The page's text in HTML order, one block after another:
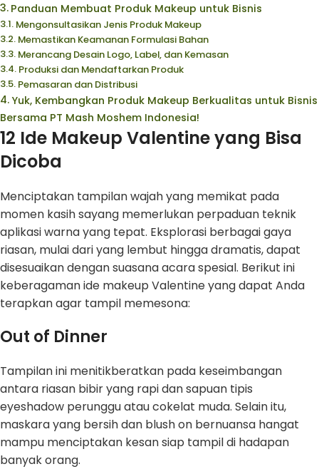
Panduan Membuat Produk Makeup untuk Bisnis
Mengonsultasikan Jenis Produk Makeup
Memastikan Keamanan Formulasi Bahan
Merancang Desain Logo, Label, dan Kemasan
Produksi dan Mendaftarkan Produk
Pemasaran dan Distribusi
Yuk, Kembangkan Produk Makeup Berkualitas untuk Bisnis
Bersama PT Mash Moshem Indonesia!
12 Ide Makeup Valentine yang Bisa
Dicoba
Menciptakan tampilan wajah yang memikat pada
momen kasih sayang memerlukan perpaduan teknik
aplikasi warna yang tepat. Eksplorasi berbagai gaya
riasan, mulai dari yang lembut hingga dramatis, dapat
disesuaikan dengan suasana acara spesial. Berikut ini
keberagaman ide makeup Valentine yang dapat Anda
terapkan agar tampil memesona:
Out of Dinner
Tampilan ini menitikberatkan pada keseimbangan
antara riasan bibir yang rapi dan sapuan tipis
eyeshadow perunggu atau cokelat muda. Selain itu,
maskara yang bersih dan blush on bernuansa hangat
mampu menciptakan kesan siap tampil di hadapan
banyak orang.